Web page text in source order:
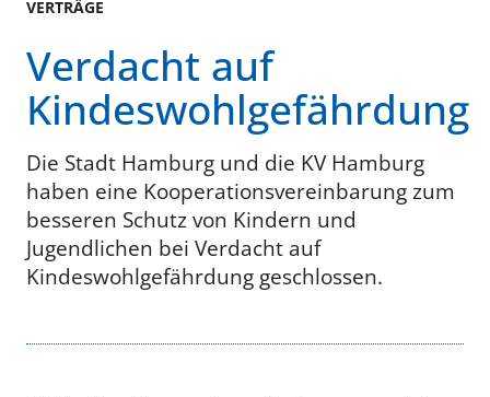
VERTRÄGE
Verdacht auf
Kindeswohlgefährdung
Die Stadt Hamburg und die KV Hamburg
haben eine Kooperationsvereinbarung zum
besseren Schutz von Kindern und
Jugendlichen bei Verdacht auf
Kindeswohlgefährdung geschlossen.